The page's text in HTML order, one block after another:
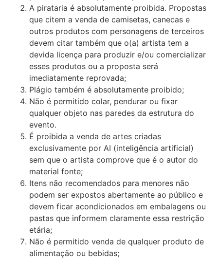
A pirataria é absolutamente proibida. Propostas
que citem a venda de camisetas, canecas e
outros produtos com personagens de terceiros
devem citar também que o(a) artista tem a
devida licença para produzir e/ou comercializar
esses produtos ou a proposta será
imediatamente reprovada;
Plágio também é absolutamente proibido;
Não é permitido colar, pendurar ou fixar
qualquer objeto nas paredes da estrutura do
evento.
É proibida a venda de artes criadas
exclusivamente por AI (inteligência artificial)
sem que o artista comprove que é o autor do
material fonte;
Itens não recomendados para menores não
podem ser expostos abertamente ao público e
devem ficar acondicionados em embalagens ou
pastas que informem claramente essa restrição
etária;
Não é permitido venda de qualquer produto de
alimentação ou bebidas;